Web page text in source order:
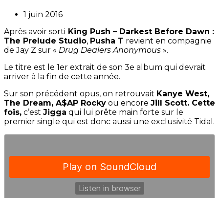
1 juin 2016
Après avoir sorti King Push – Darkest Before Dawn :
The Prelude Studio, Pusha T revient en compagnie
de Jay Z sur « Drug Dealers Anonymous ».
Le titre est le 1er extrait de son 3e album qui devrait
arriver à la fin de cette année.
Sur son précédent opus, on retrouvait Kanye West,
The Dream, A$AP Rocky ou encore Jill Scott. Cette
fois, c’est Jigga qui lui prête main forte sur le
premier single qui est donc aussi une exclusivité Tidal.